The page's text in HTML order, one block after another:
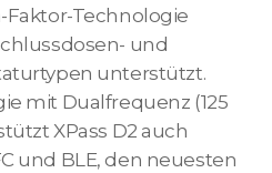
Technologie
und
unterstützt.
mit Dualfrequenz (125
XPass D2 auch
und BLE, den neuesten